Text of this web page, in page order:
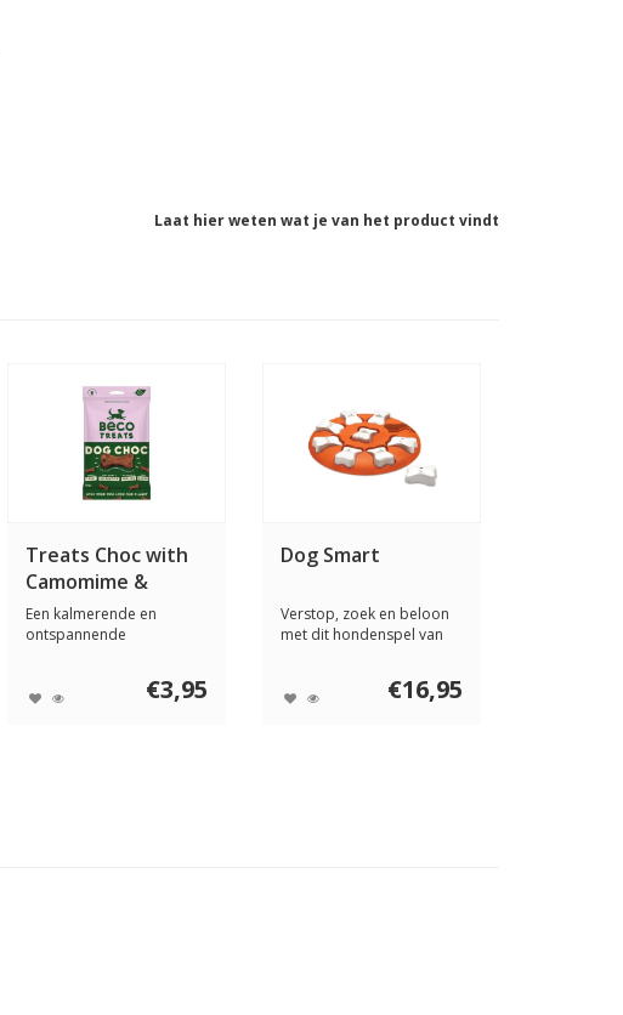
Laat hier weten wat je van het product vindt
Treats Choc with
Camomime &
Quinoa 70 gram
Een kalmerende en
ontspannende
€3,95
Dog Smart
Verstop, zoek en beloon
met dit hondenspel van
€16,95